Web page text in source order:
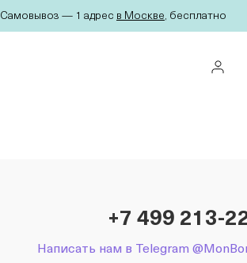
Самовывоз — 1 адрес в Москве, бесплатно
+7 499 213-
Написать нам в Telegram